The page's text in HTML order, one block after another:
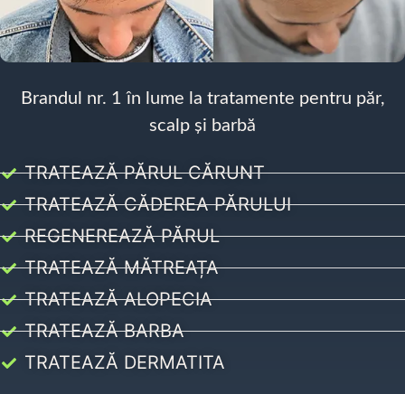
Brandul nr. 1 în lume la tratamente pentru păr,
scalp și barbă
TRATEAZĂ PĂRUL CĂRUNT
TRATEAZĂ CĂDEREA PĂRULUI
REGENEREAZĂ PĂRUL
TRATEAZĂ MĂTREAȚA
TRATEAZĂ ALOPECIA
TRATEAZĂ BARBA
TRATEAZĂ DERMATITA